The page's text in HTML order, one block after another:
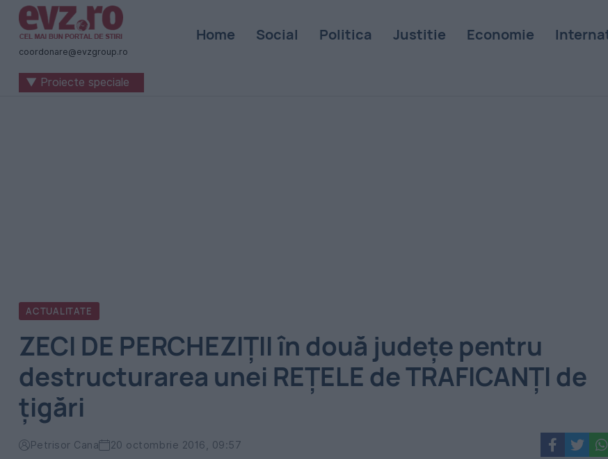
Știri
naționale
internaționale
coordonare@evzgroup.ro
Home Social Politica Justitie Economie
▼ Proiecte speciale
ACTUALITATE
ZECI DE PERCHEZIŢII în două judeţe pentru
destructurarea unei REŢELE de TRAFICANŢI de
ţigări
Petrisor Cana 20 octombrie 2016, 09:57